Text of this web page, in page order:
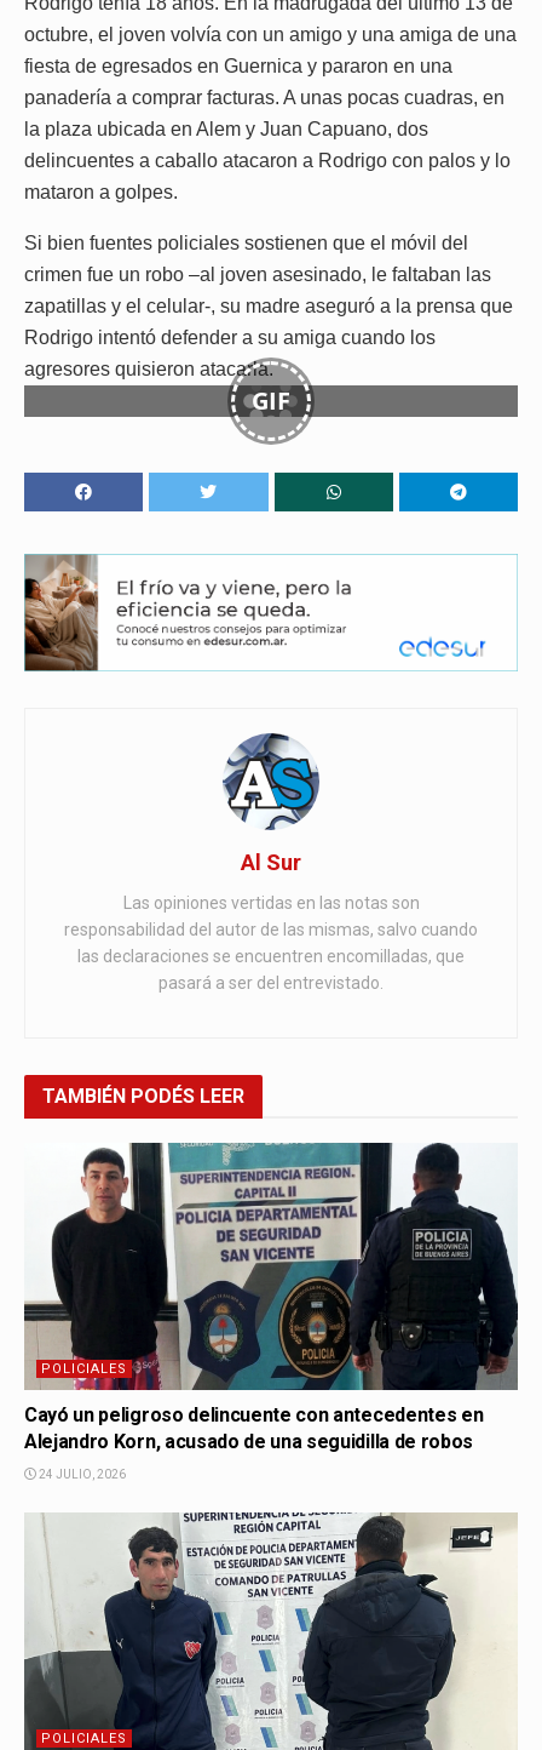
octubre, el joven volvía con un amigo y una amiga de una
fiesta de egresados en Guernica y pararon en una
panadería a comprar facturas. A unas pocas cuadras, en
la plaza ubicada en Alem y Juan Capuano, dos
delincuentes a caballo atacaron a Rodrigo con palos y lo
mataron a golpes.
Si bien fuentes policiales sostienen que el móvil del
crimen fue un robo –al joven asesinado, le faltaban las
zapatillas y el celular-, su madre aseguró a la prensa que
Rodrigo intentó defender a su amiga cuando los
agresores quisieron atacarla.
GIF
Al Sur
Las opiniones vertidas en las notas son
responsabilidad del autor de las mismas, salvo cuando
las declaraciones se encuentren encomilladas, que
pasará a ser del entrevistado.
TAMBIÉN PODÉS LEER
POLICIALES
Cayó un peligroso delincuente con antecedentes en
Alejandro Korn, acusado de una seguidilla de robos
24 JULIO, 2026
POLICIALES